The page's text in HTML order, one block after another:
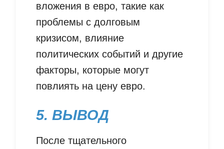
вложения в евро, такие как
проблемы с долговым
кризисом, влияние
политических событий и другие
факторы, которые могут
повлиять на цену евро.
5. ВЫВОД
После тщательного